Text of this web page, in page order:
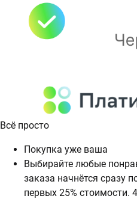
Всё просто
Покупка уже ваша
Выбирайте любые
заказа начнётся сразу
первых 25% стоимости.